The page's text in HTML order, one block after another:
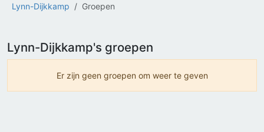
Lynn-Dijkkamp Groepen
Lynn-Dijkkamp's groepen
Er zijn geen groepen om weer te geven